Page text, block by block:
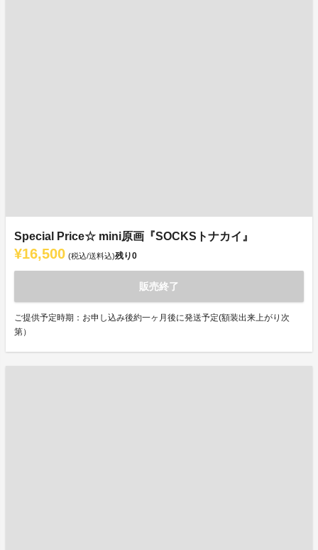
Special Price☆ mini原画『SOCKSトナカイ』
¥16,500 (税込/送料込)残り0
販売終了
ご提供予定時期：お申し込み後約一ヶ月後に発送予定(額装出来上がり次
第）